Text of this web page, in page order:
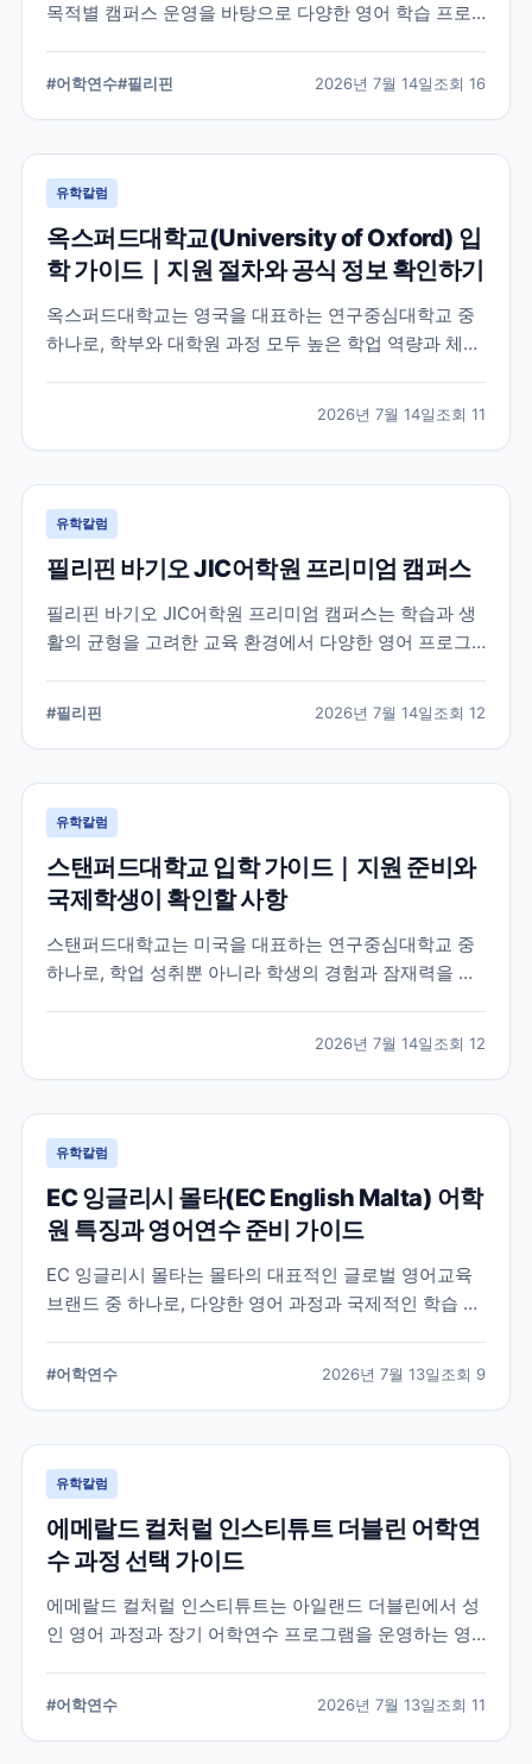
목적별 캠퍼스 운영을 바탕으로 다양한 영어 학습 프로
생이 알아야 할 내용을 정리했습니다.
#어학연수#필리핀 2026년 7월 14일조회 16
유학칼럼
옥스퍼드대학교(University of Oxford) 입
학 가이드｜지원 절차와 공식 정보 확인하기
옥스퍼드대학교는 영국을 대표하는 연구중심대학교 중
하나로, 학부와 대학원 과정 모두 높은 학업 역량과 체계
2026년 7월 14일조회 11
유학칼럼
필리핀 바기오 JIC어학원 프리미엄 캠퍼스
필리핀 바기오 JIC어학원 프리미엄 캠퍼스는 학습과 생
활의 균형을 고려한 교육 환경에서 다양한 영어 프로그
했습니다.
#필리핀 2026년 7월 14일조회 12
유학칼럼
스탠퍼드대학교 입학 가이드｜지원 준비와
국제학생이 확인할 사항
스탠퍼드대학교는 미국을 대표하는 연구중심대학교 중
하나로, 학업 성취뿐 아니라 학생의 경험과 잠재력을 종
확인이 필요한 정보를 함께 정리했습니다.
2026년 7월 14일조회 12
유학칼럼
EC 잉글리시 몰타(EC English Malta) 어학
원 특징과 영어연수 준비 가이드
EC 잉글리시 몰타는 몰타의 대표적인 글로벌 영어교육
브랜드 중 하나로, 다양한 영어 과정과 국제적인 학습 환
습니다.
#어학연수 2026년 7월 13일조회 9
유학칼럼
에메랄드 컬처럴 인스티튜트 더블린 어학연
수 과정 선택 가이드
에메랄드 컬처럴 인스티튜트는 아일랜드 더블린에서 성
인 영어 과정과 장기 어학연수 프로그램을 운영하는 영
기준을 정리합니다.
#어학연수 2026년 7월 13일조회 11